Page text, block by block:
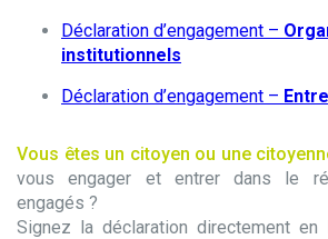
Déclaration d’engagement –
institutionnels
Déclaration d’engagement –
Vous êtes un citoyen ou une
vous engager et entrer dans le
engagés ?
Signez la déclaration directement en